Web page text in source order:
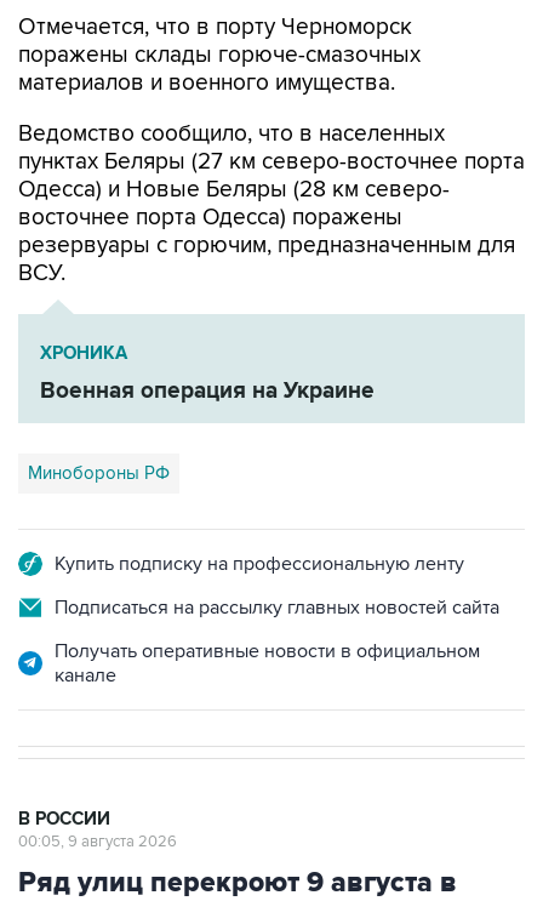
Отмечается, что в порту Черноморск
поражены склады горюче-смазочных
материалов и военного имущества.
Ведомство сообщило, что в населенных
пунктах Беляры (27 км северо-восточнее порта
Одесса) и Новые Беляры (28 км северо-
восточнее порта Одесса) поражены
резервуары с горючим, предназначенным для
ВСУ.
ХРОНИКА
Военная операция на Украине
Минобороны РФ
Купить подписку на профессиональную ленту
Подписаться на рассылку главных новостей сайта
Получать оперативные новости в официальном
канале
В РОССИИ
00:05, 9 августа 2026
Ряд улиц перекроют 9 августа в